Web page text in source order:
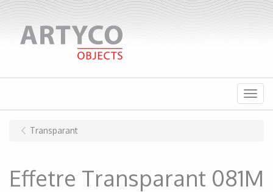
Menu
Transparant
Effetre Transparant 081M